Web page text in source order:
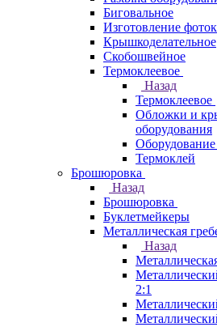
Биговальное
Изготовление
Крышкоделательное
Скобошвейное
Термоклеевое
Назад
Термоклеевое
Обложки и
оборудования
Оборудование
Термоклей
Брошюровка
Назад
Брошюровка
Буклетмейкеры
Металлическая
Назад
2:1